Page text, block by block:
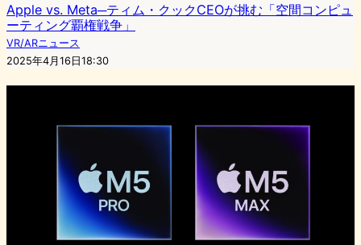
Apple vs. Meta─ティム・クックCEOが挑む「空間コンピュ
ーティング覇権戦争」
VR/ARニュース
2025年4月16日18:30